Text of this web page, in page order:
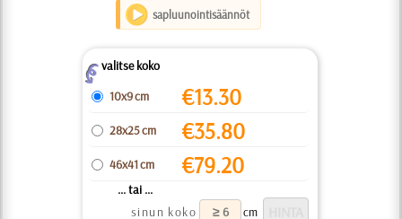
sapluunointisäännöt
Zvalitse koko
10x9 cm
€13.30
28x25 cm €35.80
46x41 cm €79.20
... tai ...
sinun koko
cm